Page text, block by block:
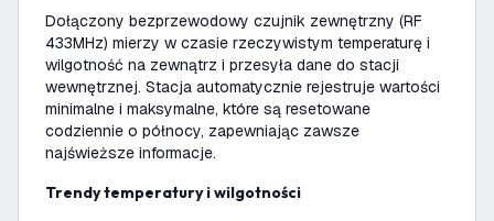
Dołączony bezprzewodowy czujnik zewnętrzny (RF
433MHz) mierzy w czasie rzeczywistym temperaturę i
wilgotność na zewnątrz i przesyła dane do stacji
wewnętrznej. Stacja automatycznie rejestruje wartości
minimalne i maksymalne, które są resetowane
codziennie o północy, zapewniając zawsze
najświeższe informacje.
Trendy temperatury i wilgotności